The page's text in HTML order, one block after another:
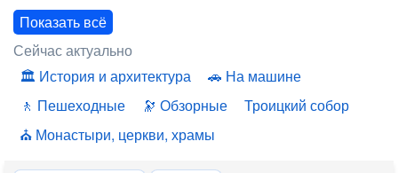
Показать всё
Сейчас актуально
История и архитектура
На машине
Пешеходные
Обзорные
Троицкий собор
Монастыри, церкви, храмы